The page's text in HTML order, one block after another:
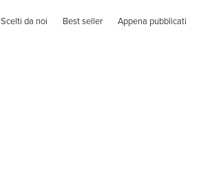
Scelti da noi Best seller Appena pubblicati